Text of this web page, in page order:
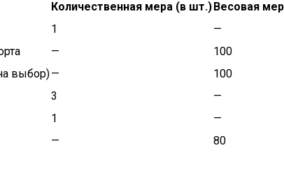
Количественная мера (в шт.)Весовая
1
—
—
100
выбор)—
100
3
—
1
—
— 80